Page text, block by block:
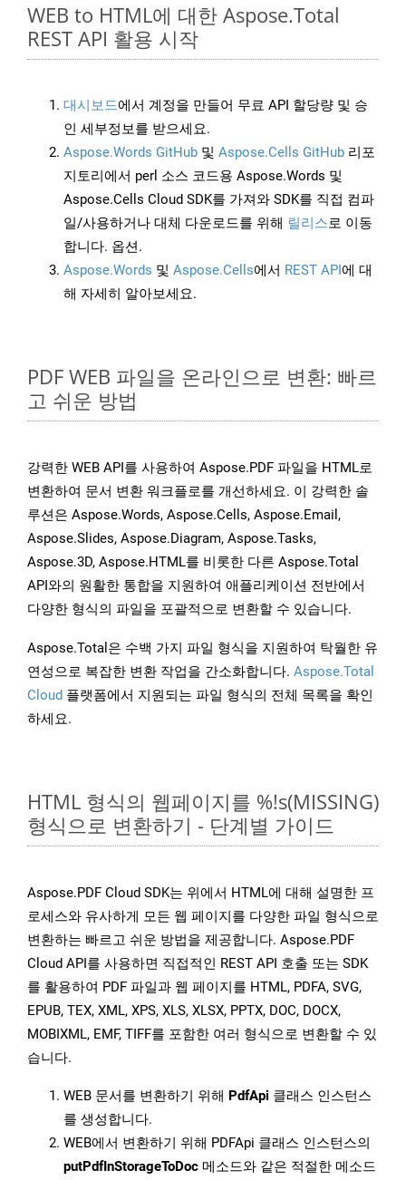
WEB to HTML에 대한 Aspose.Total
REST API 활용 시작
대시보드에서 계정을 만들어 무료 API 할당량 및 승
인 세부정보를 받으세요.
Aspose.Words GitHub 및 Aspose.Cells GitHub 리포
지토리에서 perl 소스 코드용 Aspose.Words 및
Aspose.Cells Cloud SDK를 가져와 SDK를 직접 컴파
일/사용하거나 대체 다운로드를 위해 릴리스로 이동
합니다. 옵션.
Aspose.Words 및 Aspose.Cells에서 REST API에 대
해 자세히 알아보세요.
PDF WEB 파일을 온라인으로 변환: 빠르
고 쉬운 방법
강력한 WEB API를 사용하여 Aspose.PDF 파일을 HTML로
변환하여 문서 변환 워크플로를 개선하세요. 이 강력한 솔
루션은 Aspose.Words, Aspose.Cells, Aspose.Email,
Aspose.Slides, Aspose.Diagram, Aspose.Tasks,
Aspose.3D, Aspose.HTML를 비롯한 다른 Aspose.Total
API와의 원활한 통합을 지원하여 애플리케이션 전반에서
다양한 형식의 파일을 포괄적으로 변환할 수 있습니다.
Aspose.Total은 수백 가지 파일 형식을 지원하여 탁월한 유
연성으로 복잡한 변환 작업을 간소화합니다. Aspose.Total
Cloud 플랫폼에서 지원되는 파일 형식의 전체 목록을 확인
하세요.
HTML 형식의 웹페이지를 %!s(MISSING)
형식으로 변환하기 - 단계별 가이드
Aspose.PDF Cloud SDK는 위에서 HTML에 대해 설명한 프
로세스와 유사하게 모든 웹 페이지를 다양한 파일 형식으로
변환하는 빠르고 쉬운 방법을 제공합니다. Aspose.PDF
Cloud API를 사용하면 직접적인 REST API 호출 또는 SDK
를 활용하여 PDF 파일과 웹 페이지를 HTML, PDFA, SVG,
EPUB, TEX, XML, XPS, XLS, XLSX, PPTX, DOC, DOCX,
MOBIXML, EMF, TIFF를 포함한 여러 형식으로 변환할 수 있
습니다.
WEB 문서를 변환하기 위해 PdfApi 클래스 인스턴스
를 생성합니다.
WEB에서 변환하기 위해 PDFApi 클래스 인스턴스의
putPdfInStorageToDoc 메소드와 같은 적절한 메소드